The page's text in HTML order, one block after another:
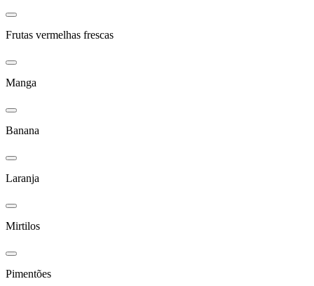
Frutas vermelhas frescas
Manga
Banana
Laranja
Mirtilos
Pimentões